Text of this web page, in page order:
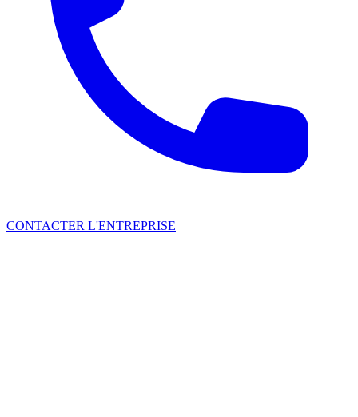
CONTACTER L'ENTREPRISE